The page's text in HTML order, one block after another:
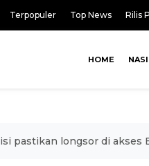
Terpopuler Top News Rilis
HOME
pastikan longsor di akses